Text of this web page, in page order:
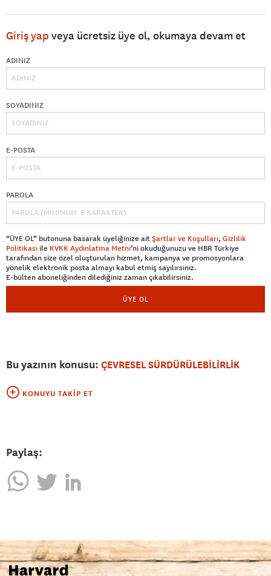
Giriş yap veya ücretsiz üye ol, okumaya devam et
ADINIZ
SOYADINIZ
E-POSTA
PAROLA
“ÜYE OL” butonuna basarak üyeliğinize aitŞartlar ve Koşulları, Gizlilik
Politikası ile KVKK Aydınlatma Metni’ni okuduğunuzu ve HBR Türkiye
tarafından size özel oluşturulan hizmet, kampanya ve promosyonlara
yönelik elektronik posta almayı kabul etmiş sayılırsınız.
E-bülten aboneliğinden dilediğiniz zaman çıkabilirsiniz.
ÜYE OL
Bu yazının konusu: ÇEVRESEL SÜRDÜRÜLEBİLİRLİK
KONUYU TAKIP ET
Paylaş: